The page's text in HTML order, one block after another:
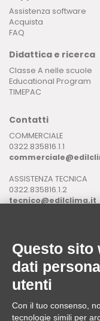
Assistenza software
Acquista
FAQ
Didattica e ricerca
Classe A nelle scuole
Educational Program
TIMEPAC
Contatti
COMMERCIALE
0322.835816.1.1
ASSISTENZA TECNICA
0322.835816.1.2
tecnico@edilclima.it
Download
Application Manager
Questo sito
dati
utenti
Con il tuo consenso,
tecnologie simili per